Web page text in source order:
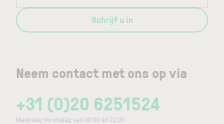
Neem contact met ons op via
+31 (0)20 6251524
Maandag t/m vrijdag van 08:00 tot 22:00
Schrijf u in